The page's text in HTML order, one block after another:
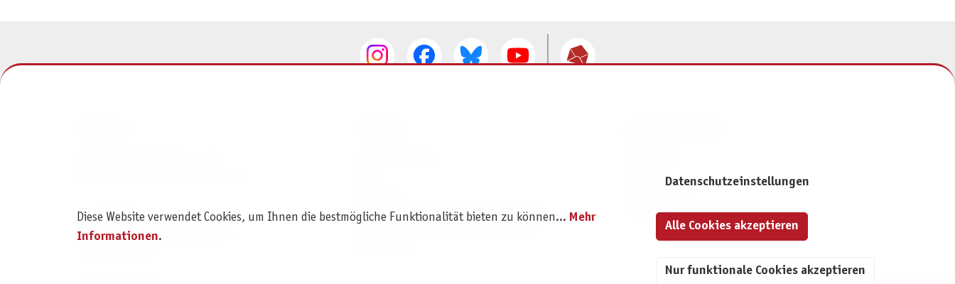
Am Straßbach 3
61169 Friedberg (Deutschland)
Versand- und Zahlungsbedingungen
Kontakt
Privatsphäre-Einstellungen
Diese Website verwendet Cookies, um Ihnen die bestmögliche Funktionalität bieten zu können... Mehr
Informationen.
Datenschutzeinstellungen
Nur funktionale Cookies akzeptieren
Alle Cookies akzeptieren